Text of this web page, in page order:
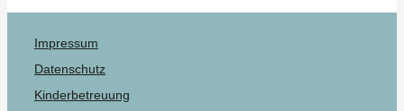
Impressum
Datenschutz
Kinderbetreuung